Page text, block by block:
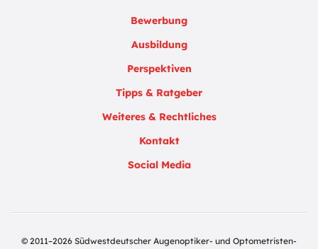
Bewerbung
Ausbildung
Perspektiven
Tipps & Ratgeber
Weiteres & Rechtliches
Kontakt
Social Media
© 2011–2026 Südwestdeutscher Augenoptiker- und Optometristen-